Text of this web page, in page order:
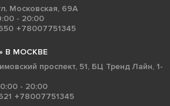
Московская, 69А
- 20:00
+78007751345
В МОСКВЕ
проспект, 51, БЦ Тренд Лайн, 1-
- 20:00
+78007751345